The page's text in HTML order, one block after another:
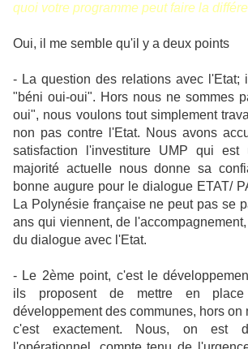
quoi votre programme peut faire la
Oui, il me semble qu'il y a deux points
- La question des relations avec l'Etat;
"béni oui-oui". Hors nous ne sommes
oui", nous voulons tout simplement
non pas contre l'Etat. Nous avons
satisfaction l'investiture UMP qui
majorité actuelle nous donne sa
bonne augure pour le dialogue ETAT/
La Polynésie française ne peut pas se
ans qui viennent, de
du dialogue avec l'Etat.
- Le 2ème point, c'est le
ils proposent de mettre en
développement des communes, hors on
c'est exactement. Nous, on est